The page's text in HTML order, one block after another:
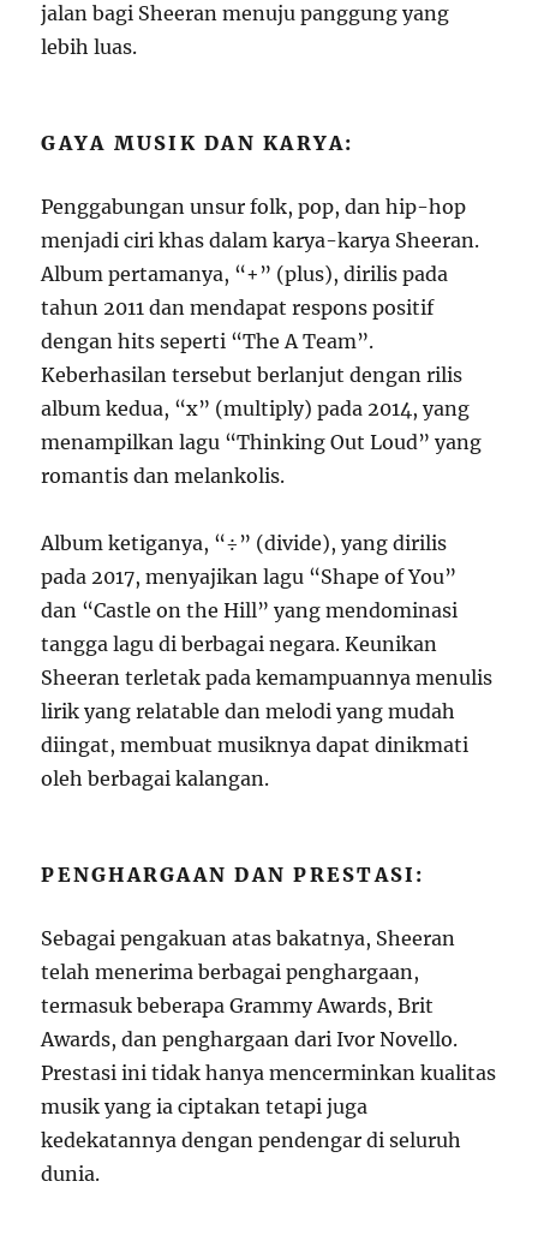
jalan bagi Sheeran menuju panggung yang
lebih luas.
GAYA MUSIK DAN KARYA:
Penggabungan unsur folk, pop, dan hip-hop
menjadi ciri khas dalam karya-karya Sheeran.
Album pertamanya, “+” (plus), dirilis pada
tahun 2011 dan mendapat respons positif
dengan hits seperti “The A Team”.
Keberhasilan tersebut berlanjut dengan rilis
album kedua, “x” (multiply) pada 2014, yang
menampilkan lagu “Thinking Out Loud” yang
romantis dan melankolis.
Album ketiganya, “÷” (divide), yang dirilis
pada 2017, menyajikan lagu “Shape of You”
dan “Castle on the Hill” yang mendominasi
tangga lagu di berbagai negara. Keunikan
Sheeran terletak pada kemampuannya menulis
lirik yang relatable dan melodi yang mudah
diingat, membuat musiknya dapat dinikmati
oleh berbagai kalangan.
PENGHARGAAN DAN PRESTASI:
Sebagai pengakuan atas bakatnya, Sheeran
telah menerima berbagai penghargaan,
termasuk beberapa Grammy Awards, Brit
Awards, dan penghargaan dari Ivor Novello.
Prestasi ini tidak hanya mencerminkan kualitas
musik yang ia ciptakan tetapi juga
kedekatannya dengan pendengar di seluruh
dunia.